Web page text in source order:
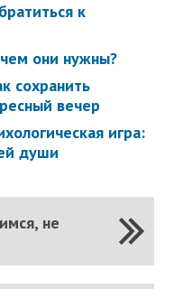
к
они нужны?
сохранить
вечер
игра:
души
не